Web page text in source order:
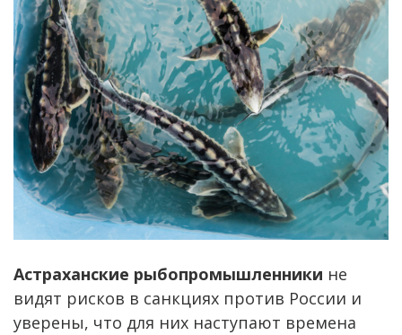
Астраханские рыбопромышленники не
видят рисков в санкциях против России и
уверены, что для них наступают времена